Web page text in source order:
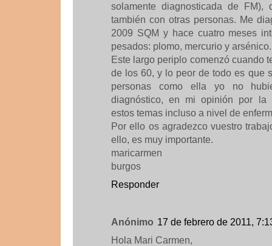
solamente diagnosticada de
también con otras personas. Me
2009 SQM y hace cuatro meses
pesados: plomo, mercurio y arsénico.
Este largo periplo comenzó cuando
de los 60, y lo peor de todo es que
personas como ella yo no
diagnóstico, en mi opinión por la
estos temas incluso a nivel de
Por ello os agradezco vuestro
ello, es muy importante.
maricarmen
burgos
Responder
Anónimo 17 de febrero de 2011,
Hola Mari Carmen,